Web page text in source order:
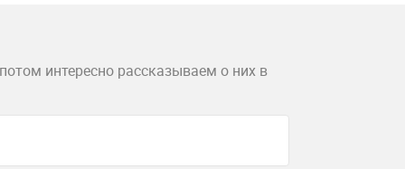
интересно рассказываем о них в